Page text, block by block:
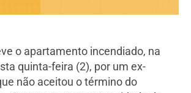
o apartamento incendiado, na
quinta-feira (2), por um ex-
não aceitou o término do